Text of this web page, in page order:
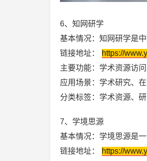
6、知网研学
基本情况：知网研学是
链接地址：
https://
主要功能：学术资源访
应用场景：学术研究、
分类标签：学术资源、
7、学境思源
基本情况：学境思源是
链接地址：
https://